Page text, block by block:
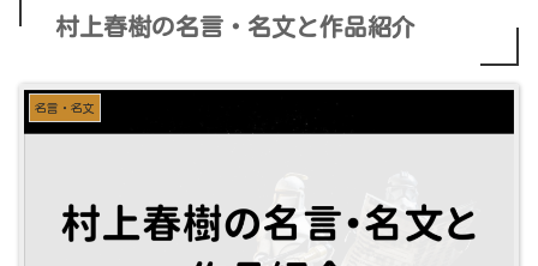
村上春樹の名言・名文と作品紹介
名言・名文